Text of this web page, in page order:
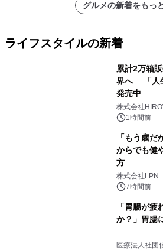
グルメの新着をもっ
ライフスタイルの新着
累計2万箱
界へ 「人
発売中
株式会社
1時間前
「もう歳
からでも健
方
株式会社LPN
7時間前
「胃腸が
か？」胃腸
医療法人社団